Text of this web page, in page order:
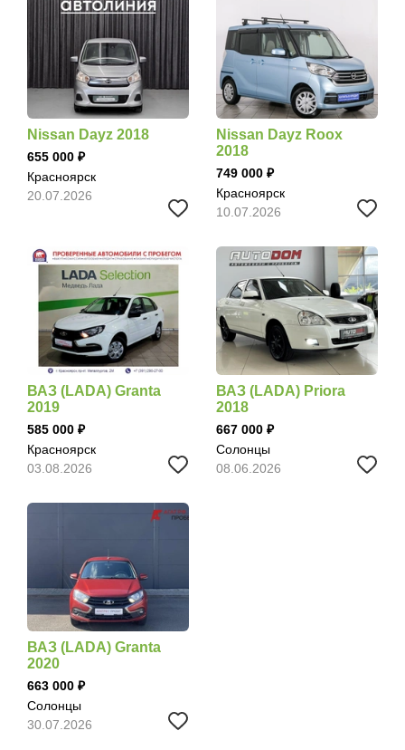
Nissan Dayz 2018
655 000
Красноярск
20.07.2026
Nissan Dayz Roox
2018
749 000
Красноярск
10.07.2026
ВАЗ (LADA) Granta
2019
585 000
Красноярск
03.08.2026
ВАЗ (LADA) Priora
2018
667 000
Солонцы
08.06.2026
ВАЗ (LADA) Granta
2020
663 000
Солонцы
30.07.2026